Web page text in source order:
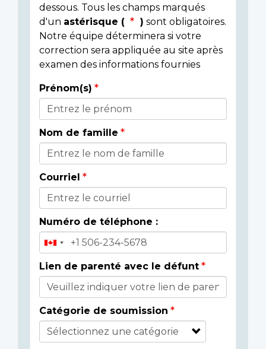
dessous. Tous les champs marqués
d'un astérisque ( ) sont obligatoires.
Notre équipe déterminera si votre
correction sera appliquée au site après
examen des informations fournies
Donor
Details
Prénom(s)
Nom de famille
Courriel
Numéro de téléphone :
Lien de parenté avec le défunt
Catégorie de soumission